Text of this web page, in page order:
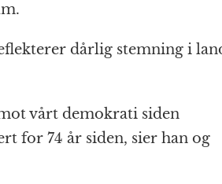
dårlig stemning i
vårt demokrati siden
for 74 år siden, sier han og